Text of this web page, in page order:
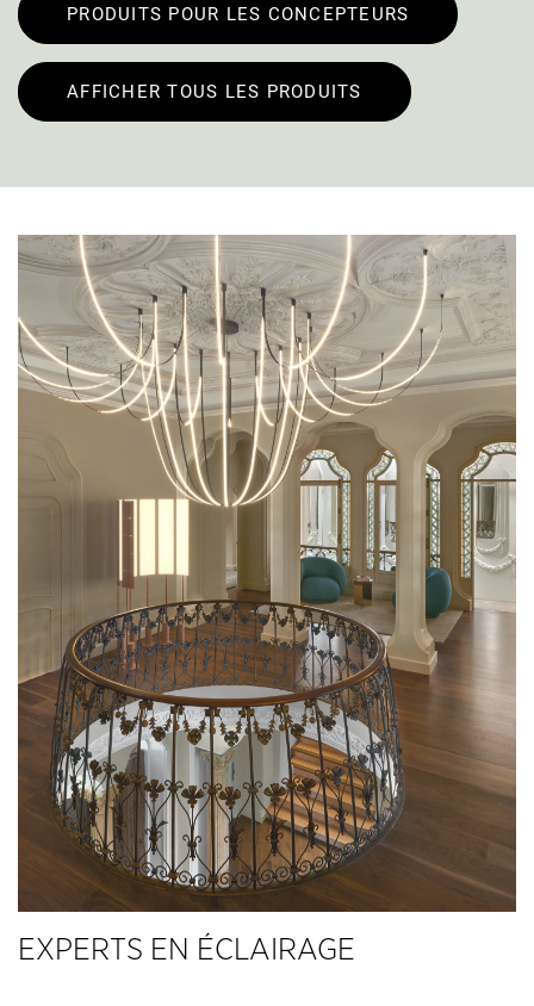
PRODUITS POUR LES CONCEPTEURS
AFFICHER TOUS LES PRODUITS
EXPERTS EN ÉCLAIRAGE